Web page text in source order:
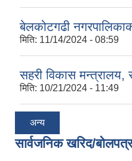
बेलकोटगढी
मिति: 11/14/2024 - 08:59
सहरी विकास
मिति: 10/21/2024 - 11:49
अन्य
सार्वजनिक खरिद/